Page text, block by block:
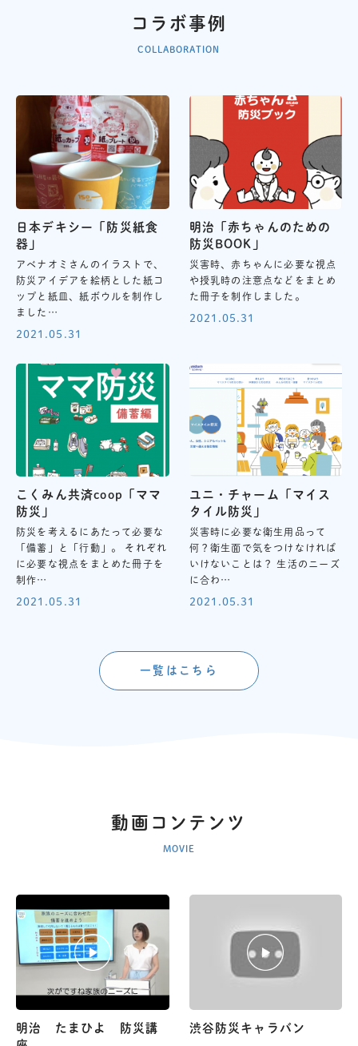
コラボ事例
COLLABORATION
日本デキシー「防災紙食
器」
アベナオミさんのイラストで、
防災アイデアを絵柄とした紙コ
ップと紙皿、紙ボウルを制作し
ました…
2021.05.31
明治「赤ちゃんのための
防災BOOK」
災害時、赤ちゃんに必要な視点
や授乳時の注意点などをまとめ
た冊子を制作しました。
2021.05.31
こくみん共済coop「ママ
防災」
防災を考えるにあたって必要な
「備蓄」と「行動」。 それぞれ
に必要な視点をまとめた冊子を
制作…
2021.05.31
ユニ・チャーム「マイス
タイル防災」
災害時に必要な衛生用品って
何？衛生面で気をつけなければ
いけないことは？ 生活のニーズ
に合わ…
2021.05.31
一覧はこちら
動画コンテンツ
MOVIE
明治 たまひよ 防災講
渋谷防災キャラバン